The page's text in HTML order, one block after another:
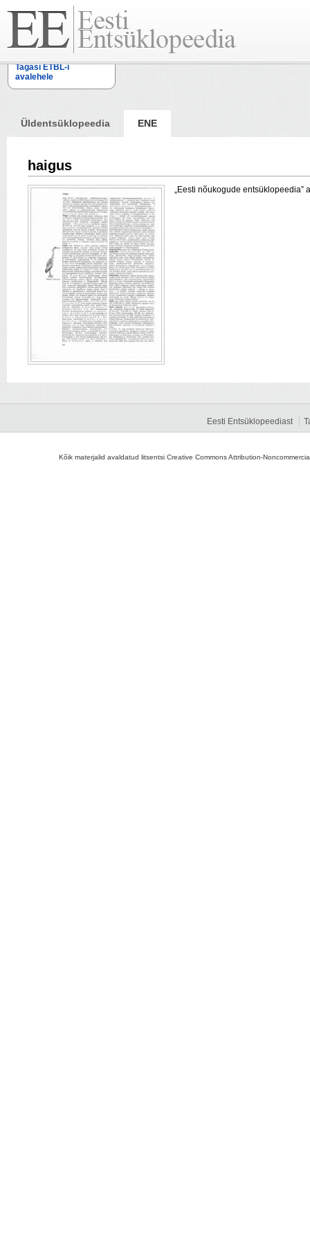
Tagasi ETBL-i
avalehele
Üldentsüklopeedia ENE
haigus
„Eesti nõukogude entsüklopeedia”
Eesti Entsüklopeediast
Kõik materjalid avaldatud litsentsi Creative Commons Attribution-